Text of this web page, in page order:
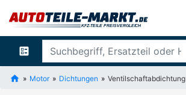
ballot
Motor Dichtungen Ventilschaftabdichtung